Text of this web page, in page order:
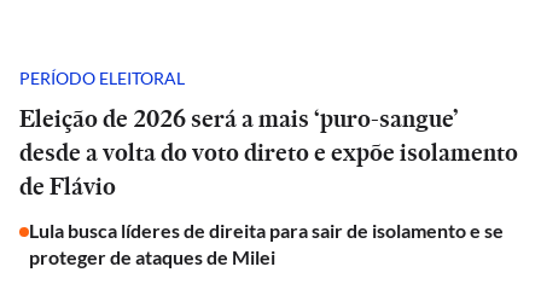
PERÍODO ELEITORAL
Eleição de 2026 será a mais ‘puro-sangue’
desde a volta do voto direto e expõe isolamento
de Flávio
Lula busca líderes de direita para sair de isolamento e se
proteger de ataques de Milei